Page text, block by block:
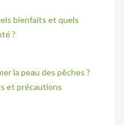
bienfaits et quels
?
la peau des pêches ?
et précautions